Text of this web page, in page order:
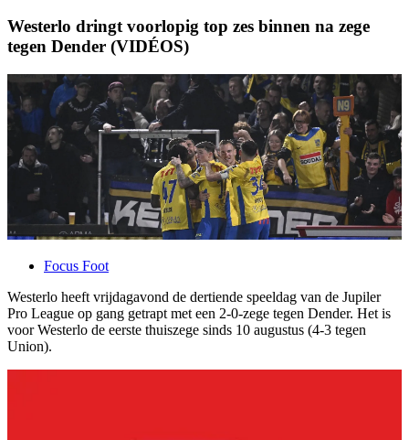
Westerlo dringt voorlopig top zes binnen na zege
tegen Dender (VIDÉOS)
Focus Foot
Westerlo heeft vrijdagavond de dertiende speeldag van de Jupiler
Pro League op gang getrapt met een 2-0-zege tegen Dender. Het is
voor Westerlo de eerste thuiszege sinds 10 augustus (4-3 tegen
Union).